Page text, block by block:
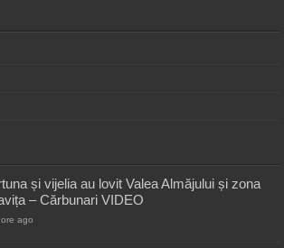
și vijelia au lovit Valea Almăjului și zona
– Cărbunari VIDEO
ago